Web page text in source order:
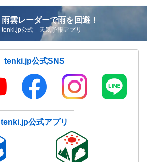
雨雲レーダーで雨を回避！
tenki.jp公式 天気予報アプリ
tenki.jp公式SNS
tenki.jp公式アプリ